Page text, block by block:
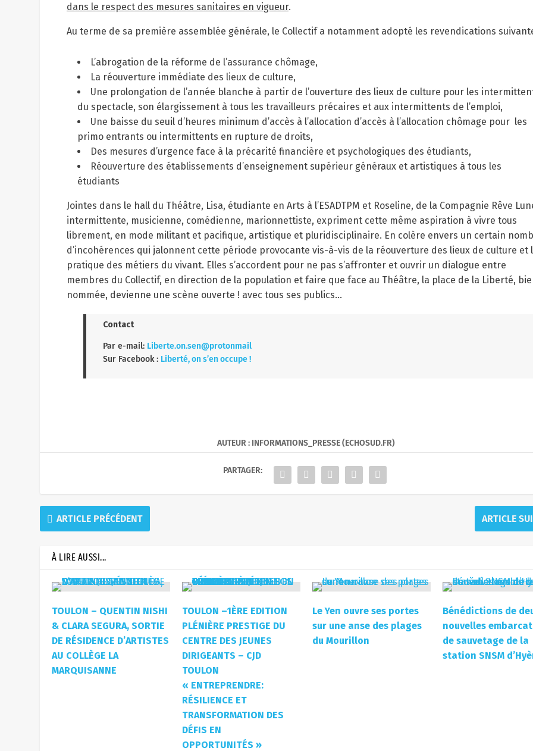
dans le respect des mesures sanitaires en vigueur.
Au terme de sa première assemblée générale, le Collectif a notamment adopté les revendications
L’abrogation de la réforme de l’assurance chômage,
La réouverture immédiate des lieux de culture,
Une prolongation de l’année blanche à partir de l’ouverture des lieux de culture pour les
du spectacle, son élargissement à tous les travailleurs précaires et aux intermittents de l’emploi,
Une baisse du seuil d’heures minimum d’accès à l’allocation d’accès à l’allocation chômage pour les
primo entrants ou intermittents en rupture de droits,
Des mesures d’urgence face à la précarité financière et psychologiques des étudiants,
Réouverture des établissements d’enseignement supérieur généraux et artistiques à tous les
étudiants
Jointes dans le hall du Théâtre, Lisa, étudiante en Arts à l’ESADTPM et Roseline, de la Compagnie Rêve
intermittente, musicienne, comédienne, marionnettiste, expriment cette même aspiration à vivre tous
librement, en mode militant et pacifique, artistique et pluridisciplinaire. En colère envers un certain
d’incohérences qui jalonnent cette période provocante vis-à-vis de la réouverture des lieux de culture et
pratique des métiers du vivant. Elles s’accordent pour ne pas s’affronter et ouvrir un dialogue entre
membres du Collectif, en direction de la population et faire que face au Théâtre, la place de la Liberté,
nommée, devienne une scène ouverte ! avec tous ses publics…
Contact
Par e-mail: Liberte.on.sen@protonmail
Sur Facebook : Liberté, on s’en occupe !
AUTEUR : INFORMATIONS_PRESSE (ECHOSUD.FR)
PARTAGER:
ARTICLE PRÉCÉDENT ARTICLE
À LIRE AUSSI...
TOULON – QUENTIN NISHI
& CLARA SEGURA, SORTIE
DE RÉSIDENCE D’ARTISTES
AU COLLÈGE LA
MARQUISANNE
TOULON –1ÈRE EDITION
PLÉNIÈRE PRESTIGE DU
CENTRE DES JEUNES
DIRIGEANTS – CJD
TOULON
« ENTREPRENDRE:
RÉSILIENCE ET
TRANSFORMATION DES
DÉFIS EN
OPPORTUNITÉS »
Le Yen ouvre ses portes
sur une anse des plages
du Mourillon
Bénédictions de
nouvelles
de sauvetage de la
station SNSM